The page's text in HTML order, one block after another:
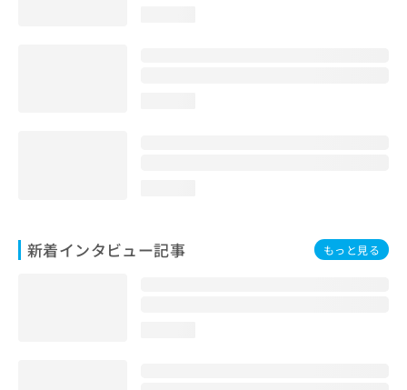
新着インタビュー記事 もっと見る